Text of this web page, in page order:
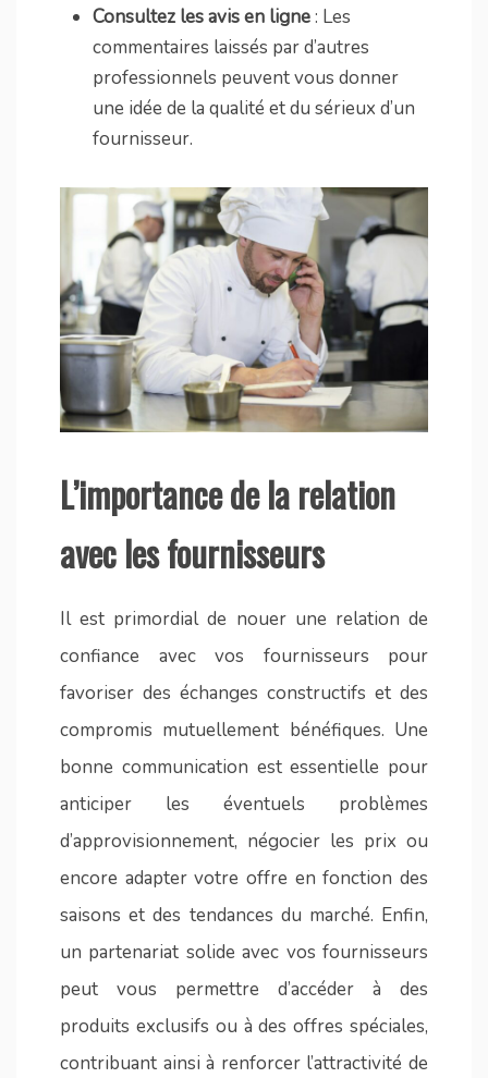
Consultez les avis en ligne: Les
commentaires laissés par d’autres
professionnels peuvent vous donner
une idée de la qualité et du sérieux d’un
fournisseur.
L’importance de la relation
avec les fournisseurs
Il est primordial de nouer une relation de
confiance avec vos fournisseurs pour
favoriser des échanges constructifs et des
compromis mutuellement bénéfiques. Une
bonne communication est essentielle pour
anticiper les éventuels problèmes
d’approvisionnement, négocier les prix ou
encore adapter votre offre en fonction des
saisons et des tendances du marché. Enfin,
un partenariat solide avec vos fournisseurs
peut vous permettre d’accéder à des
produits exclusifs ou à des offres spéciales,
contribuant ainsi à renforcer l’attractivité de